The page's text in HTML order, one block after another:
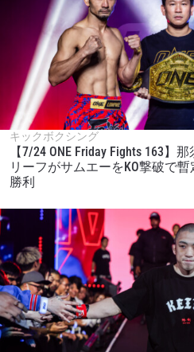
キックボクシング
【7/24 ONE Friday Fights 163】
リーフがサムエーをKO撃破で
勝利